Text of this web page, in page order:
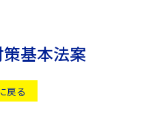
基本法案
戻る